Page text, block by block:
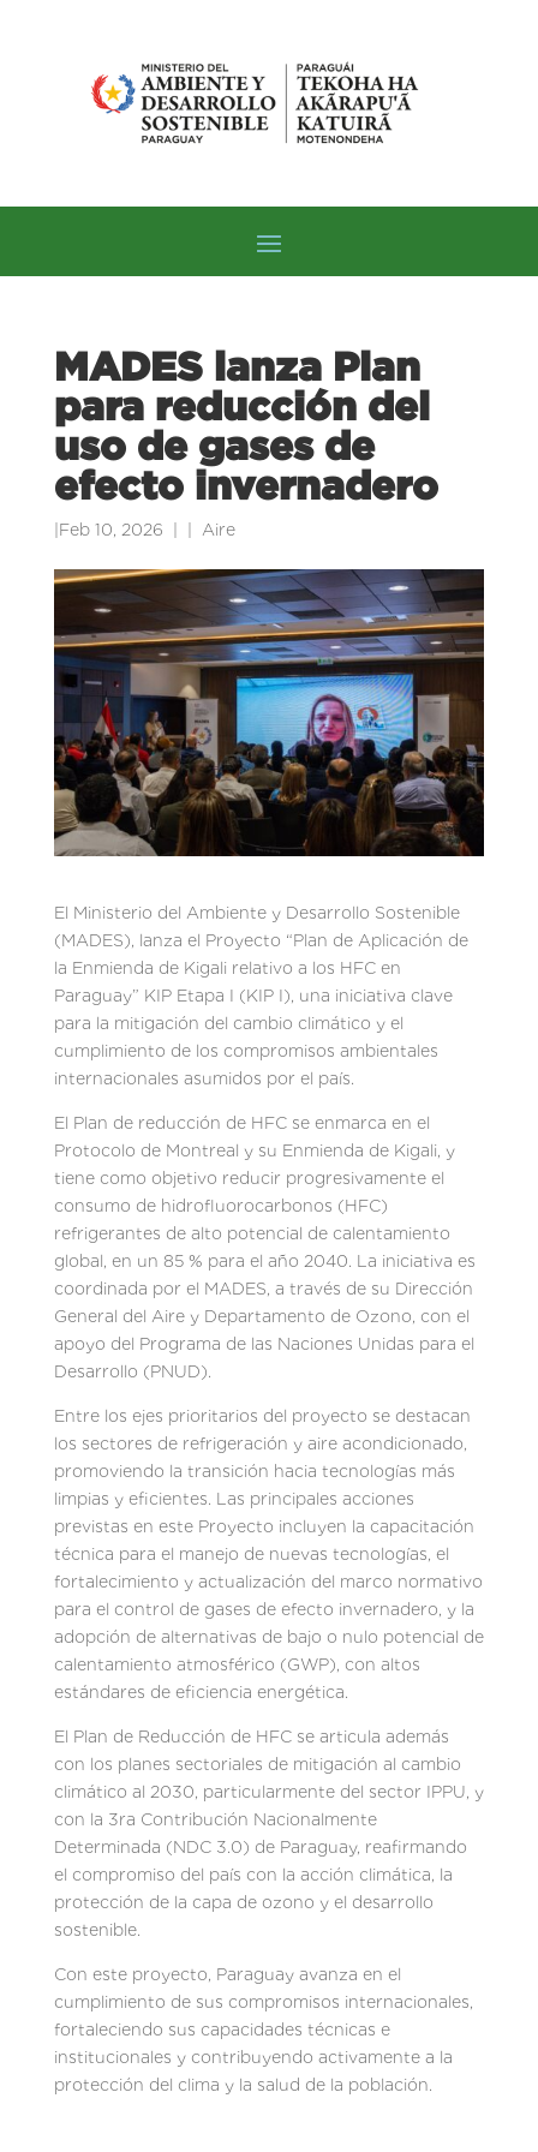
MADES lanza Plan
para reducción del
uso de gases de
efecto invernadero
Feb 10, 2026 Aire
El Ministerio del Ambiente y Desarrollo Sostenible
(MADES), lanza el Proyecto “Plan de Aplicación de
la Enmienda de Kigali relativo a los HFC en
Paraguay” KIP Etapa I (KIP I), una iniciativa clave
para la mitigación del cambio climático y el
cumplimiento de los compromisos ambientales
internacionales asumidos por el país.
El Plan de reducción de HFC se enmarca en el
Protocolo de Montreal y su Enmienda de Kigali, y
tiene como objetivo reducir progresivamente el
consumo de hidrofluorocarbonos (HFC)
refrigerantes de alto potencial de calentamiento
global, en un 85 % para el año 2040. La iniciativa es
coordinada por el MADES, a través de su Dirección
General del Aire y Departamento de Ozono, con el
apoyo del Programa de las Naciones Unidas para el
Desarrollo (PNUD).
Entre los ejes prioritarios del proyecto se destacan
los sectores de refrigeración y aire acondicionado,
promoviendo la transición hacia tecnologías más
limpias y eficientes. Las principales acciones
previstas en este Proyecto incluyen la capacitación
técnica para el manejo de nuevas tecnologías, el
fortalecimiento y actualización del marco normativo
para el control de gases de efecto invernadero, y la
adopción de alternativas de bajo o nulo potencial de
calentamiento atmosférico (GWP), con altos
estándares de eficiencia energética.
El Plan de Reducción de HFC se articula además
con los planes sectoriales de mitigación al cambio
climático al 2030, particularmente del sector IPPU, y
con la 3ra Contribución Nacionalmente
Determinada (NDC 3.0) de Paraguay, reafirmando
el compromiso del país con la acción climática, la
protección de la capa de ozono y el desarrollo
sostenible.
Con este proyecto, Paraguay avanza en el
cumplimiento de sus compromisos internacionales,
fortaleciendo sus capacidades técnicas e
institucionales y contribuyendo activamente a la
protección del clima y la salud de la población.